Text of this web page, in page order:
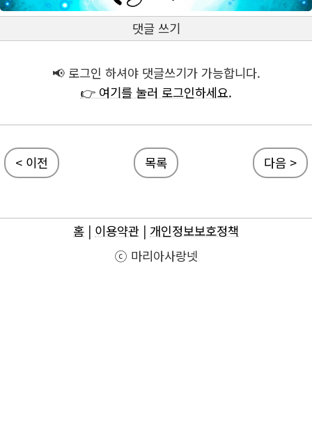
댓글 쓰기
📢 로그인 하셔야 댓글쓰기가 가능합니다.
👉 여기를 눌러 로그인하세요.
< 이전 목록 다음 >
홈 | 이용약관 | 개인정보보호정책
ⓒ 마리아사랑넷